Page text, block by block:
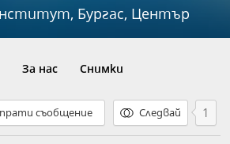
Бургас, Център
За нас Снимки
Следвай 1
съобщение